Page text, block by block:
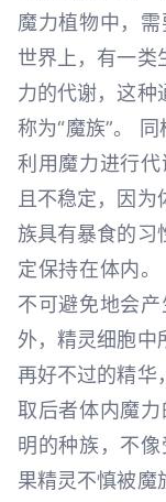
魔力植物中，
世界上，有一类
力的代谢，这种
称为“魔族”。
利用魔力进行
且不稳定，因
族具有暴食的习
定保持在体内。
不可避免地会
外，精灵细胞中
再好不过的精华
取后者体内魔
明的种族，不
果精灵不慎被魔